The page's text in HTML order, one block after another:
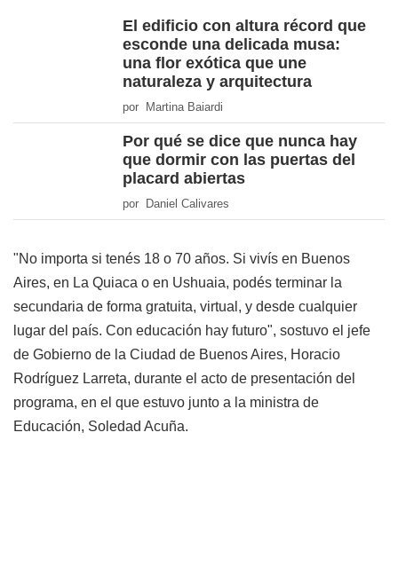
El edificio con altura récord que
esconde una delicada musa:
una flor exótica que une
naturaleza y arquitectura
por Martina Baiardi
Por qué se dice que nunca hay
que dormir con las puertas del
placard abiertas
por Daniel Calivares
"No importa si tenés 18 o 70 años. Si vivís en Buenos
Aires, en La Quiaca o en Ushuaia, podés terminar la
secundaria de forma gratuita, virtual, y desde cualquier
lugar del país. Con educación hay futuro", sostuvo el jefe
de Gobierno de la Ciudad de Buenos Aires, Horacio
Rodríguez Larreta, durante el acto de presentación del
programa, en el que estuvo junto a la ministra de
Educación, Soledad Acuña.